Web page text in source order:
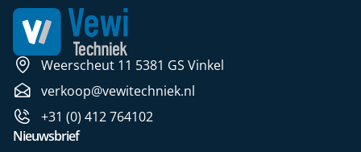
Weerscheut 11 5381 GS Vinkel
verkoop@vewitechniek.nl
+31 (0) 412 764102
Nieuwsbrief